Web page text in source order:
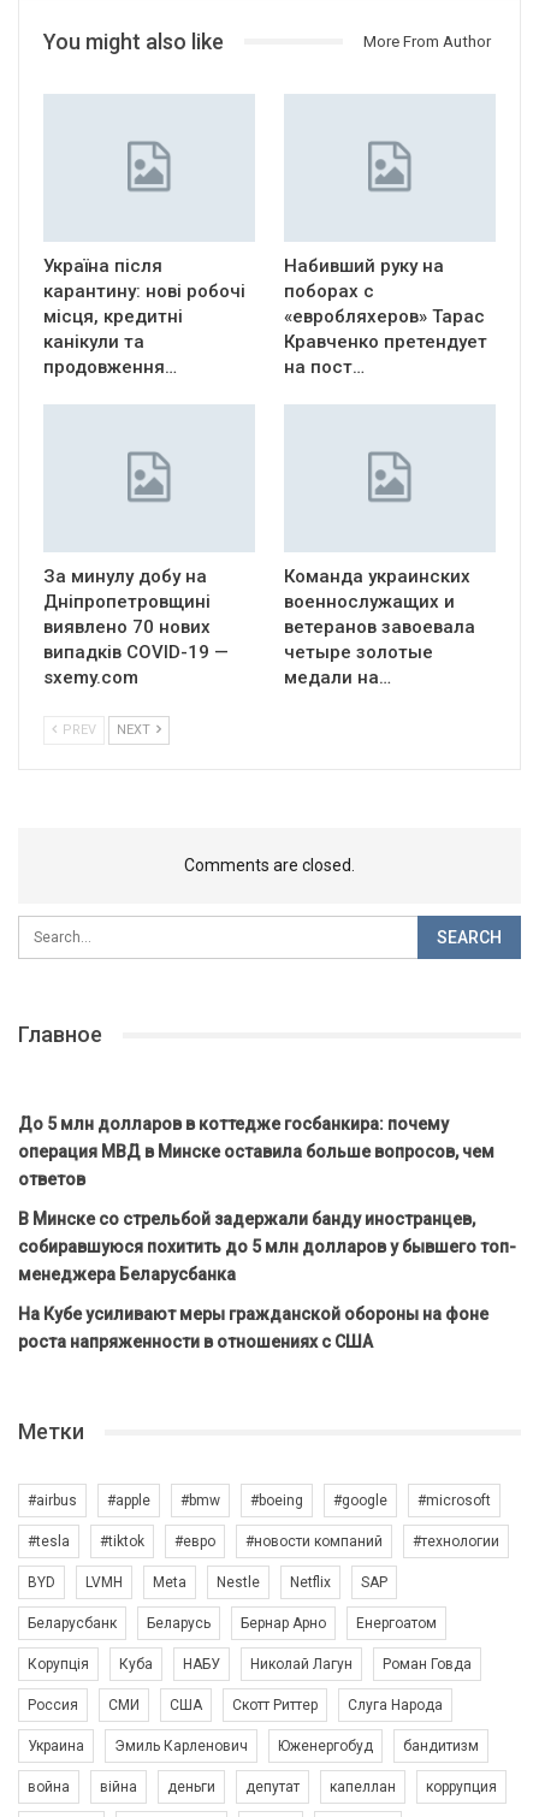
You might also like More From Author
Україна після
карантину: нові робочі
місця, кредитні
канікули та
продовження…
Набивший руку на
поборах с
«евробляхеров» Тарас
Кравченко претендует
на пост…
За минулу добу на
Дніпропетровщині
виявлено 70 нових
випадків COVID-19 —
sxemy.com
Команда украинских
военнослужащих и
ветеранов завоевала
четыре золотые
медали на…
PREV NEXT
Comments are closed.
Главное
До 5 млн долларов в коттедже госбанкира: почему
операция МВД в Минске оставила больше вопросов, чем
ответов
В Минске со стрельбой задержали банду иностранцев,
собиравшуюся похитить до 5 млн долларов у бывшего топ-
менеджера Беларусбанка
На Кубе усиливают меры гражданской обороны на фоне
роста напряженности в отношениях с США
Метки
#airbus #apple #bmw #boeing #google #microsoft
#tesla #tiktok #евро #новости компаний #технологии
BYD LVMH Meta Nestle Netflix SAP
Беларусбанк Беларусь Бернар Арно Енергоатом
Корупція Куба НАБУ Николай Лагун Роман Говда
Россия СМИ США Скотт Риттер Слуга Народа
Украина Эмиль Карленович Юженергобуд бандитизм
война війна деньги депутат капеллан коррупция